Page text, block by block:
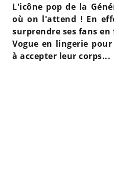
L'icône pop de la
où on l'attend ! En
surprendre ses fans
Vogue en lingerie
à accepter leur corps...